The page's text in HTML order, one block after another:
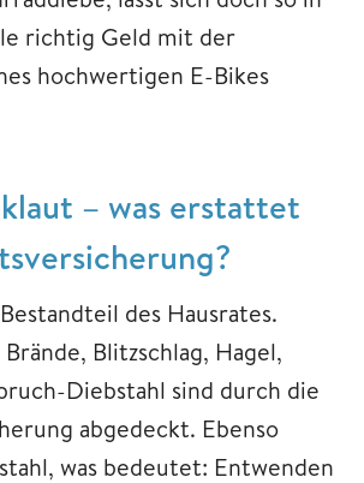
richtig Geld mit der
hochwertigen E-Bikes
– was erstattet
des Hausrates.
Blitzschlag, Hagel,
Diebstahl sind durch die
abgedeckt. Ebenso
was bedeutet: Entwenden